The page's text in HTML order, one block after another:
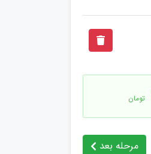
تومان
مرحله بعد